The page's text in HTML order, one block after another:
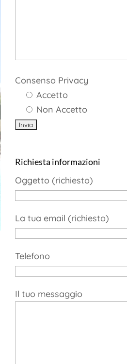
Consenso Privacy
Accetto
Non Accetto
Richiesta informazioni
Oggetto (richiesto)
La tua email (richiesto)
Telefono
Il tuo messaggio